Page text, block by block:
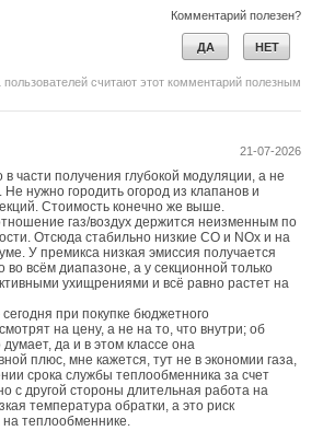
Комментарий полезен?
ДА НЕТ
пользователей считают этот комментарий полезным
21-07-2026
части получения глубокой модуляции, а не
Не нужно городить огород из клапанов и
Стоимость конечно же выше.
газ/воздух держится неизменным по
Отсюда стабильно низкие CO и NOx и на
У премикса низкая эмиссия получается
во всём диапазоне, а у секционной только
ухищрениями и всё равно растет на
при покупке бюджетного
на цену, а не на то, что внутри; об
да и в этом классе она
плюс, мне кажется, тут не в экономии газа,
срока службы теплообменника за счет
с другой стороны длительная работа на
температура обратки, а это риск
теплообменнике.